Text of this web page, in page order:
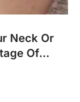
Neck Or
Of...